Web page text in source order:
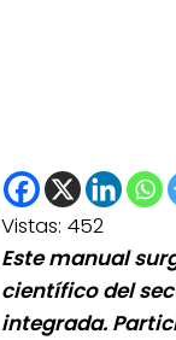
Vistas: 452
Este manual
científico del
integrada.